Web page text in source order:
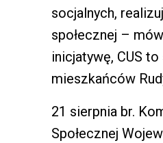
socjalnych,
społecznej –
inicjatywę, CUS
mieszkańców
21 sierpnia br.
Społecznej